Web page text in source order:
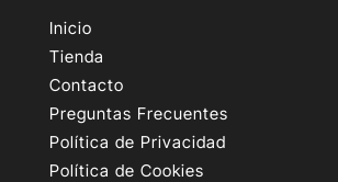
Inicio
Tienda
Contacto
Preguntas Frecuentes
Política de Privacidad
Política de Cookies